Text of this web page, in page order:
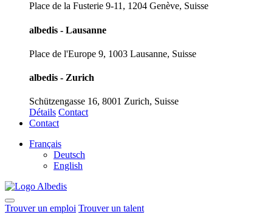
Place de la Fusterie 9-11, 1204 Genève, Suisse
albedis - Lausanne
Place de l'Europe 9, 1003 Lausanne, Suisse
albedis - Zurich
Schützengasse 16, 8001 Zurich, Suisse
Détails Contact
Contact
Français
Deutsch
English
Trouver un emploi Trouver un talent